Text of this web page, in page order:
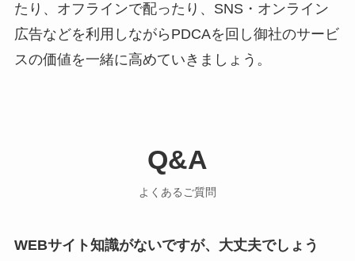
たり、オフラインで配ったり、SNS・オンライン
広告などを利用しながらPDCAを回し御社のサービ
スの価値を一緒に高めていきましょう。
Q&A
よくあるご質問
WEBサイト知識がないですが、大丈夫でしょう